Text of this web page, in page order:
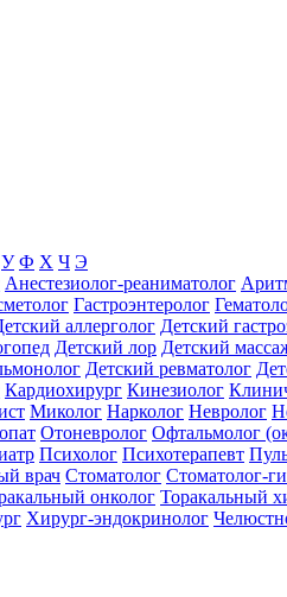
У Ф Х Ч Э
Анестезиолог-реаниматолог
Гастроэнтеролог
аллерголог Детский
Детский лор Детский
Детский ревматолог
Кардиохирург Кинезиолог
Миколог Нарколог Невролог
Отоневролог Офтальмолог
Психолог Психотерапевт
врач Стоматолог Стоматолог-
онколог Торакальный
Хирург-эндокринолог